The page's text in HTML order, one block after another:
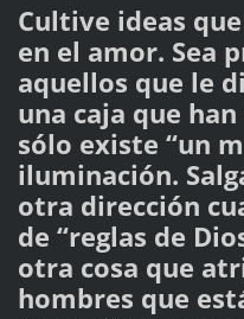
Cultive ideas
en el amor. Sea
aquellos que le
una caja que
sólo existe “un
iluminación.
otra dirección
de “reglas de
otra cosa que
hombres que